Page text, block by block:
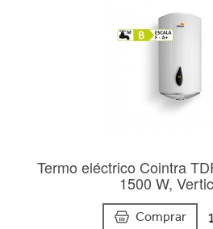
Termo eléctrico Cointra
1500 W,
Comprar